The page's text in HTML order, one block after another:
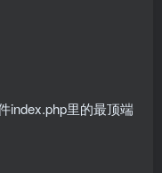
index.php里的最顶端